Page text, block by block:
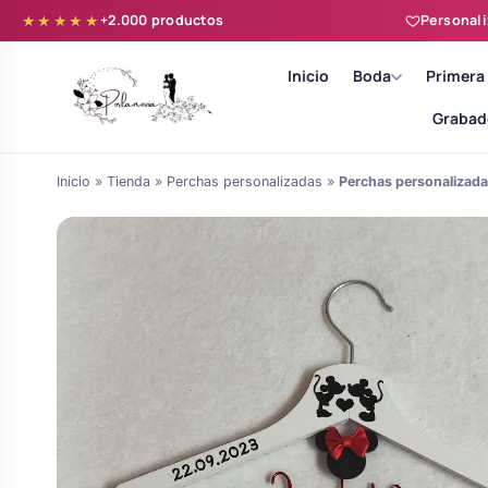
★★★★★+2.000 productos
Inicio Boda
novia y zapatillas
Árboles de Huellas para Primera
Batas de comunión personalizadas
para niña
Inicio » Tienda » Perchas personalizadas » Perchas